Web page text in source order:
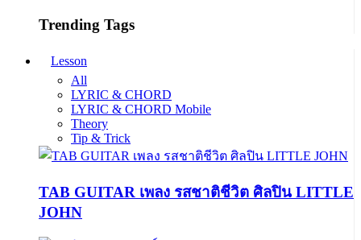
Trending Tags
Lesson
All
LYRIC & CHORD
LYRIC & CHORD Mobile
Theory
Tip & Trick
TAB GUITAR เพลง รสชาติชีวิต ศิลปิน LITTLE
JOHN